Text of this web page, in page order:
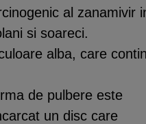
al zanamivir
si soareci.
alba, care
de pulbere este
un disc care